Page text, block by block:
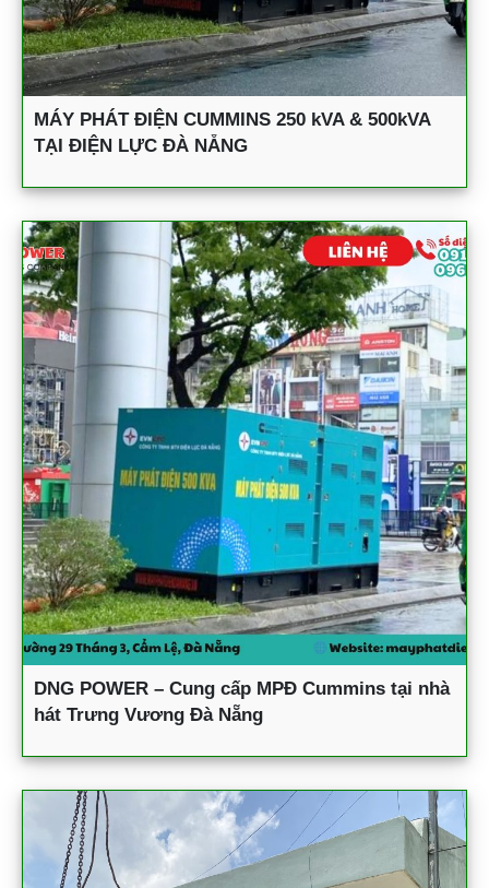
MÁY PHÁT ĐIỆN CUMMINS 250 kVA & 500kVA
TẠI ĐIỆN LỰC ĐÀ NẴNG
DNG POWER – Cung cấp MPĐ Cummins tại nhà
hát Trưng Vương Đà Nẵng